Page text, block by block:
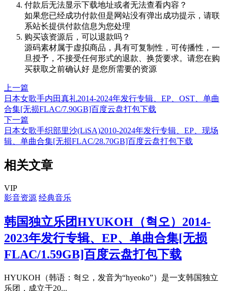
付款后无法显示下载地址或者无法查看内容？
如果您已经成功付款但是网站没有弹出成功提示，请联
系站长提供付款信息为您处理
购买该资源后，可以退款吗？
源码素材属于虚拟商品，具有可复制性，可传播性，一
旦授予，不接受任何形式的退款、换货要求。请您在购
买获取之前确认好 是您所需要的资源
上一篇
日本女歌手内田真礼2014-2024年发行专辑、EP、OST、单曲
合集[无损FLAC/7.90GB]百度云盘打包下载
下一篇
日本女歌手织部里沙(LiSA)2010-2024年发行专辑、EP、现场
辑、单曲合集[无损FLAC/28.70GB]百度云盘打包下载
相关文章
VIP
影音资源 经典音乐
韩国独立乐团HYUKOH（혁오）2014-
2023年发行专辑、EP、单曲合集[无损
FLAC/1.59GB]百度云盘打包下载
HYUKOH（韩语：혁오，发音为“hyeoko”）是一支韩国独立
乐团，成立于20...